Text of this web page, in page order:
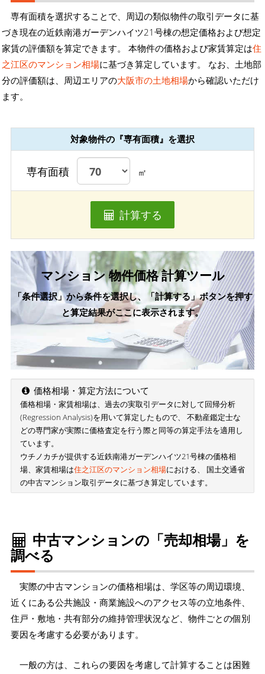
専有面積を選択することで、周辺の類似物件の取引データに基
づき現在の近鉄南港ガーデンハイツ21号棟の想定価格および想定
家賃の評価額を算定できます。 本物件の価格および家賃算定は住
之江区のマンション相場に基づき算定しています。 なお、土地部
分の評価額は、周辺エリアの大阪市の土地相場から確認いただけ
ます。
対象物件の『専有面積』を選択
専有面積 ㎡
計算する
マンション 物件価格 計算ツール
「条件選択」から条件を選択し、「計算する」ボタンを押す
と算定結果がここに表示されます。
価格相場・算定方法について
価格相場・家賃相場は、過去の実取引データに対して回帰分析
(Regression Analysis)を用いて算定したもので、 不動産鑑定士な
どの専門家が実際に価格査定を行う際と同等の算定手法を適用し
ています。
ウチノカチが提供する近鉄南港ガーデンハイツ21号棟の価格相
場、家賃相場は住之江区のマンション相場における、 国土交通省
の中古マンション取引データに基づき算定しています。
中古マンションの「売却相場」を
調べる
実際の中古マンションの価格相場は、学区等の周辺環境、
近くにある公共施設・商業施設へのアクセス等の立地条件、
住戸・敷地・共有部分の維持管理状況など、物件ごとの個別
要因を考慮する必要があります。
一般の方は、これらの要因を考慮して計算することは困難